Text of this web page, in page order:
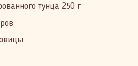
тунца 250 г